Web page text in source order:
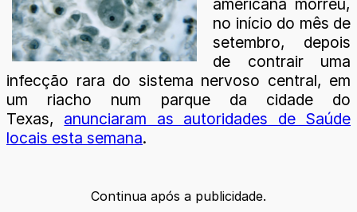
no início do mês de
setembro, depois
de contrair uma
infecção rara do sistema nervoso central, em
um riacho num parque da cidade do
Texas, anunciaram as autoridades de Saúde
locais esta semana.
Continua após a publicidade.